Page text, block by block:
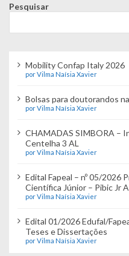
Pesquisar
Mobility Confap Italy 2026
por Vilma Naísia Xavier
Bolsas para doutorandos
por Vilma Naísia Xavier
CHAMADAS SIMBORA –
Centelha 3 AL
por Vilma Naísia Xavier
Edital Fapeal – nº 05/2026
Científica Júnior – Pibic Jr
por Vilma Naísia Xavier
Edital 01/2026 Edufal/
Teses e Dissertações
por Vilma Naísia Xavier